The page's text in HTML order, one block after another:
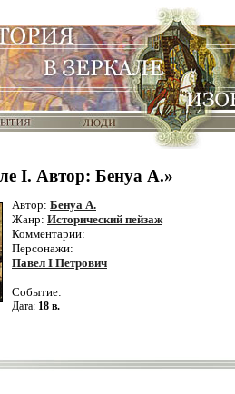
I. Автор: Бенуа А.»
Автор: Бенуа А.
Жанр: Исторический пейзаж
Комментарии:
Персонажи:
Павел I Петрович
Событие:
Дата: 18 в.